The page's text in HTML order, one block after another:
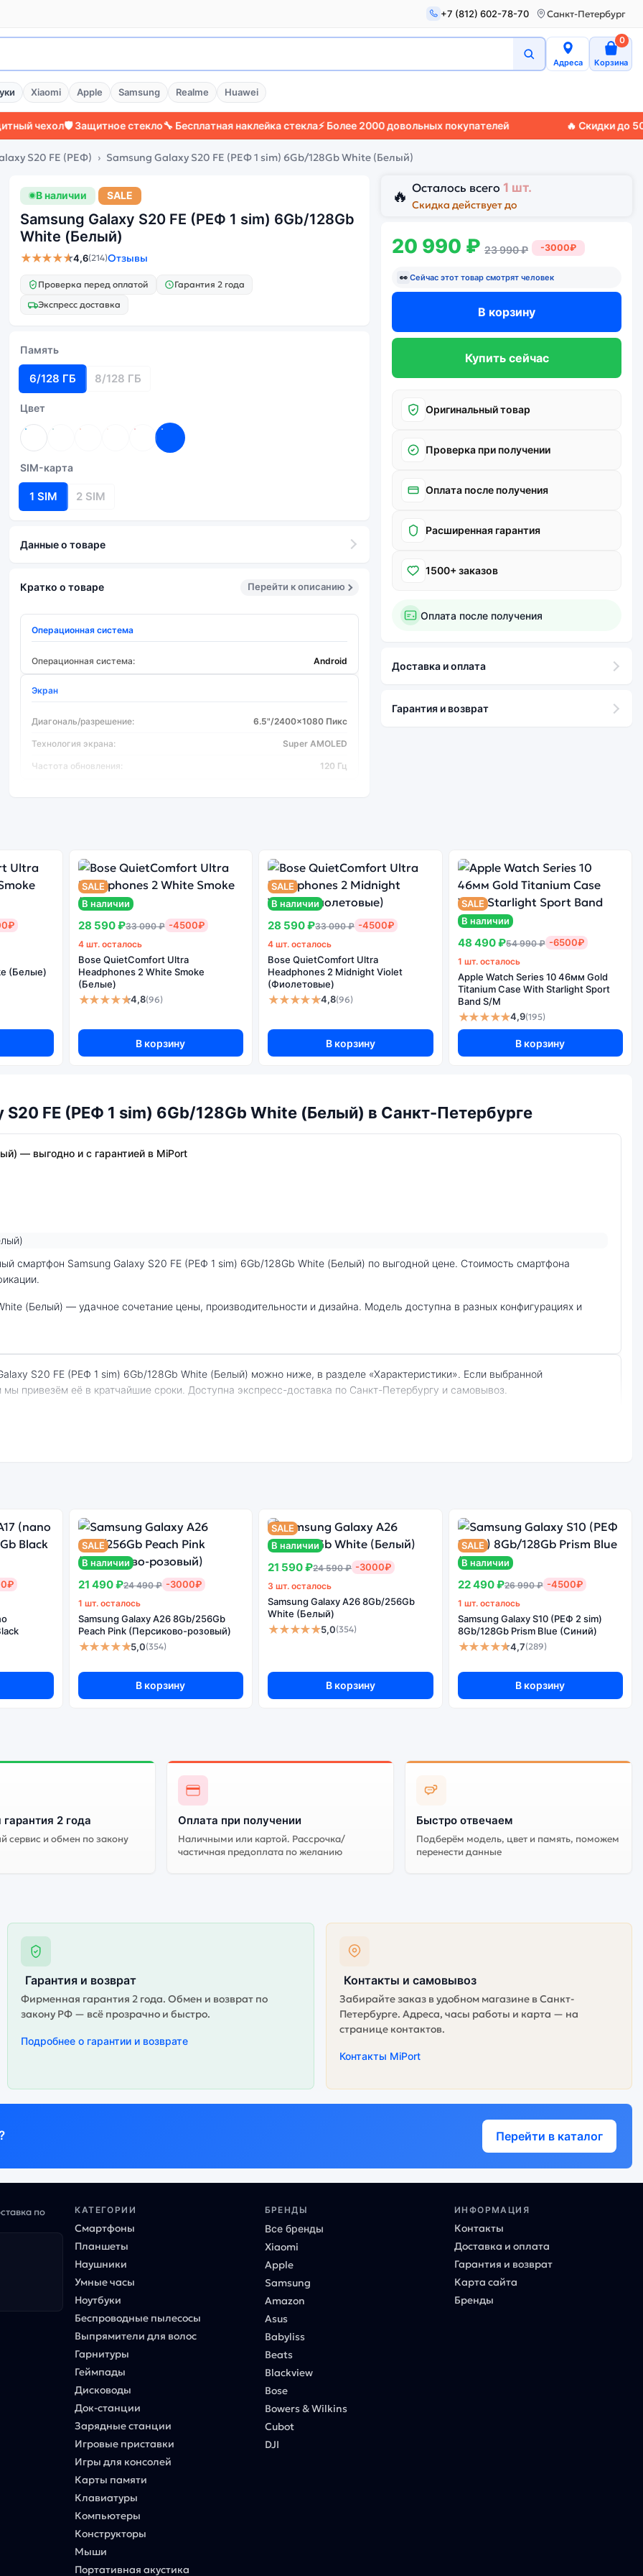
+7 (812) 602-78-70 Санкт-Петербург
Адреса Корзина
0
Xiaomi Apple Samsung Realme Huawei
🛡️ Защитное стекло🔧 Бесплатная наклейка стекла⚡ Более 2000 довольных покупателей 🔥 Скидки до 50%🚚
S20 FE (РЕФ) Samsung Galaxy S20 FE (РЕФ 1 sim) 6Gb/128Gb White (Белый)
В наличии SALE
Samsung Galaxy S20 FE (РЕФ 1 sim) 6Gb/128Gb
White (Белый)
★★★★★4,6(214)Отзывы
Проверка перед оплатой
Гарантия 2 года
Экспресс доставка
Память
6/128 ГБ 8/128 ГБ
Цвет
SIM-карта
1 SIM 2 SIM
Данные о товаре
Кратко о товаре Перейти к описанию
Операционная система
Операционная система: Android
Экран
Диагональ/разрешение: 6.5"/2400x1080 Пикс
Технология экрана: Super AMOLED
Частота обновления: 120 Гц
Основная камера
Количество основных камер: 3 шт
Фотокамера МПикс: 12/12/8
Оптическая стабилизация: Да
Цифровая стабилизация: Да
30
🔥 Осталось всего 1 шт.
Скидка действует до
20 990 ₽ 23 990 ₽ -3000₽
👀 Сейчас этот товар смотрят человек
В корзину
Купить сейчас
Оригинальный товар
Проверка при получении
Оплата после получения
Расширенная гарантия
1500+ заказов
Оплата после получения
Доставка и оплата
Гарантия и возврат
(Белые)
SALE
В наличии
28 590 ₽33 090 ₽ -4500₽
4 шт. осталось
Bose QuietComfort Ultra
Headphones 2 White Smoke
(Белые)
★★★★★4,8(96)
В корзину
SALE
В наличии
28 590 ₽33 090 ₽ -4500₽
4 шт. осталось
Bose QuietComfort Ultra
Headphones 2 Midnight Violet
(Фиолетовые)
★★★★★4,8(96)
В корзину
SALE
В наличии
48 490 ₽54 990 ₽ -6500₽
1 шт. осталось
Apple Watch Series 10 46мм Gold
Titanium Case With Starlight Sport
Band S/M
★★★★★4,9(195)
В корзину
FE (РЕФ 1 sim) 6Gb/128Gb White (Белый) в Санкт-Петербурге
— выгодно и с гарантией в MiPort
привезём её в кратчайшие сроки. Доступна экспресс-доставка по Санкт-Петербургу и самовывоз.
оболочка
S20 FE (РЕФ 1 sim)
6Gb/128Gb White
(Белый)
оригинальная версия может стоить дешевле, но корректная работа сервисов не гарантируется.
SALE
В наличии
21 490 ₽24 490 ₽ -3000₽
1 шт. осталось
Samsung Galaxy A26 8Gb/256Gb
Peach Pink (Персиково-розовый)
★★★★★5,0(354)
В корзину
SALE
В наличии
21 590 ₽24 590 ₽ -3000₽
3 шт. осталось
Samsung Galaxy A26 8Gb/256Gb
White (Белый)
★★★★★5,0(354)
В корзину
SALE
В наличии
22 490 ₽26 990 ₽ -4500₽
1 шт. осталось
Samsung Galaxy S10 (РЕФ 2 sim)
8Gb/128Gb Prism Blue (Синий)
★★★★★4,7(289)
В корзину
2 года
сервис и обмен по закону
Оплата при получении
Наличными или картой. Рассрочка/
частичная предоплата по желанию
Быстро отвечаем
Подберём модель, цвет и память, поможем
перенести данные
Гарантия и возврат
Фирменная гарантия 2 года. Обмен и возврат по
закону РФ — всё прозрачно и быстро.
Подробнее о гарантии и возврате
Контакты и самовывоз
Забирайте заказ в удобном магазине в Санкт-
Петербурге. Адреса, часы работы и карта — на
странице контактов.
Контакты MiPort
Перейти в каталог
по
КАТЕГОРИИ
Смартфоны
Планшеты
Наушники
Умные часы
Ноутбуки
Беспроводные пылесосы
Выпрямители для волос
Гарнитуры
Геймпады
Дисководы
Док-станции
Зарядные станции
Игровые приставки
Игры для консолей
Карты памяти
Клавиатуры
Компьютеры
Конструкторы
Мыши
Портативная акустика
БРЕНДЫ
Все бренды
Xiaomi
Apple
Samsung
Amazon
Asus
Babyliss
Beats
Blackview
Bose
Bowers & Wilkins
Cubot
DJI
ИНФОРМАЦИЯ
Контакты
Доставка и оплата
Гарантия и возврат
Карта сайта
Бренды